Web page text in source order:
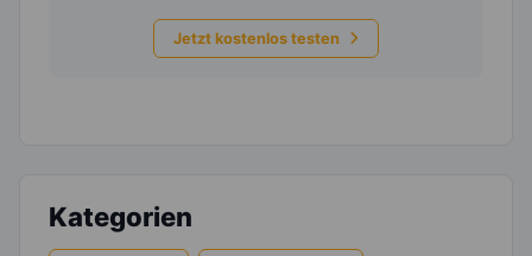
Jetzt kostenlos testen
Kategorien